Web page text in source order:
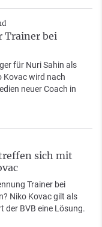
Trainer bei
für Nuri Sahin als
Kovac wird nach
neuer Coach in
sich mit
Trainer bei
Niko Kovac gilt als
der BVB eine Lösung.